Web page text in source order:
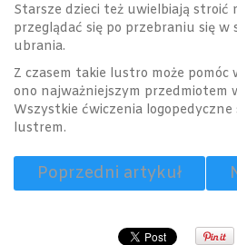
Starsze dzieci też uwielbiają stroić
przeglądać się po przebraniu się w
ubrania.
Z czasem takie lustro może pomóc
ono najważniejszym przedmiotem
Wszystkie ćwiczenia
lustrem.
Poprzedni artykuł